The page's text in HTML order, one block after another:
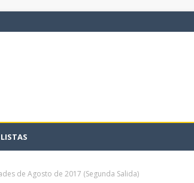
LISTAS
de Agosto de 2017 (Segunda Salida)